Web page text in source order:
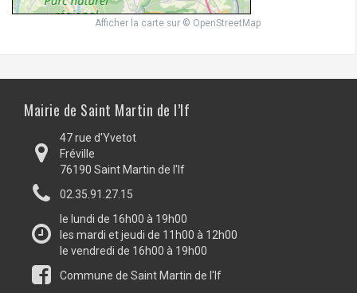
Afficher la carte sur © OpenStreetMap
Mairie de Saint Martin de l’If
47 rue d'Yvetot
Fréville
76190 Saint Martin de l'If
02.35.91.27.15
le lundi de 16h00 à 19h00
les mardi et jeudi de 11h00 à 12h00
le vendredi de 16h00 à 19h00
Commune de Saint Martin de l'If